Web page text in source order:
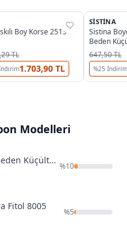
Boy Korse 2513
TL
1.703,90 TL
%37
SISTINA
Sistina
Beden
647,50 TL
%25 İndirim
Modelleri
Sistina Boydan Korse 2 Beden Küçültür D-750
%10
Fitol 8005
%5